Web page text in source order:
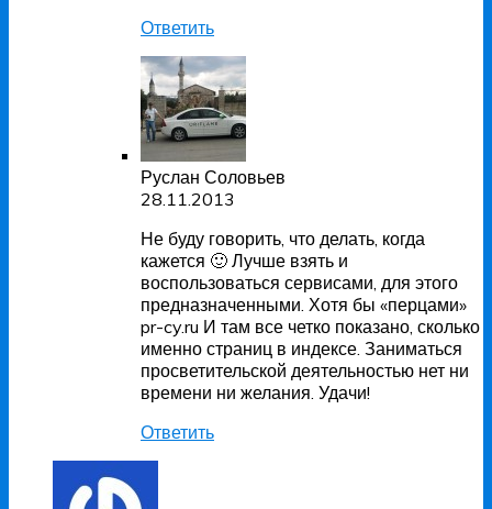
Ответить
Руслан Соловьев
28.11.2013
Не буду говорить, что делать, когда
кажется 🙂 Лучше взять и
воспользоваться сервисами, для этого
предназначенными. Хотя бы «перцами»
pr-cy.ru И там все четко показано, сколько
именно страниц в индексе. Заниматься
просветительской деятельностью нет ни
времени ни желания. Удачи!
Ответить